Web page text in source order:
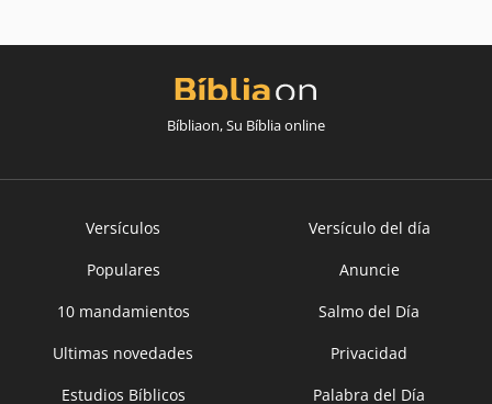
Bíbliaon, Su Bíblia online
Versículos
Versículo del día
Populares
Anuncie
10 mandamientos
Salmo del Día
Ultimas novedades
Privacidad
Estudios Bíblicos
Palabra del Día